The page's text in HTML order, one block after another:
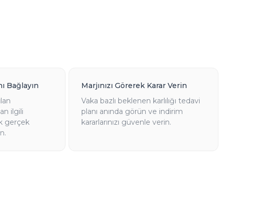
Bağlayın
ilgili
gerçek
Marjınızı Görerek Karar Verin
Vaka bazlı beklenen karlılığı tedavi
planı anında görün ve indirim
kararlarınızı güvenle verin.